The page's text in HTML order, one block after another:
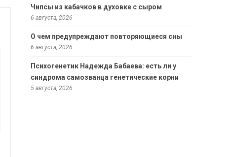
Чипсы из кабачков в духовке с сыром
6 августа, 2026
О чем предупреждают повторяющиеся сны
6 августа, 2026
Психогенетик Надежда Бабаева: есть ли у
синдрома самозванца генетические корни
5 августа, 2026